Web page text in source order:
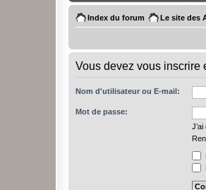
Index du forum Le site des
Vous devez vous inscrire
Nom d'utilisateur ou E-mail:
Mot de passe: